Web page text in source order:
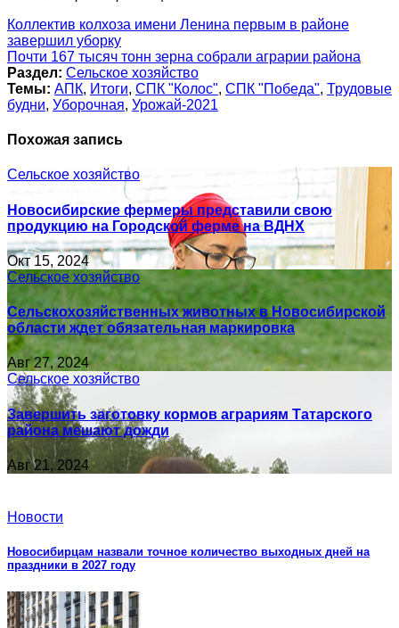
Навигация
по
записям
Коллектив колхоза имени Ленина первым в районе
завершил уборку
Почти 167 тысяч тонн зерна собрали аграрии района
Раздел: Сельское хозяйство
Темы: АПК, Итоги, СПК "Колос", СПК "Победа", Трудовые
будни, Уборочная, Урожай-2021
Похожая запись
Сельское хозяйство
Новосибирские фермеры представили свою
продукцию на Городской ферме на ВДНХ
Окт 15, 2024
Сельское хозяйство
Сельскохозяйственных животных в Новосибирской
области ждет обязательная маркировка
Авг 27, 2024
Сельское хозяйство
Завершить заготовку кормов аграриям Татарского
района мешают дожди
Авг 21, 2024
Новости
Новосибирцам назвали точное количество выходных дней на
праздники в 2027 году